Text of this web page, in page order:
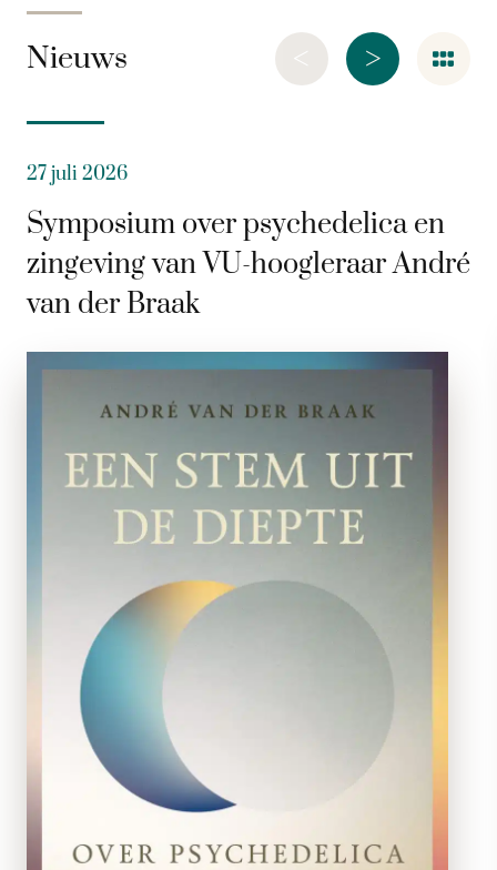
Nieuws >
<
27 juli 2026
Symposium over psychedelica en
zingeving van VU-hoogleraar André
van der Braak